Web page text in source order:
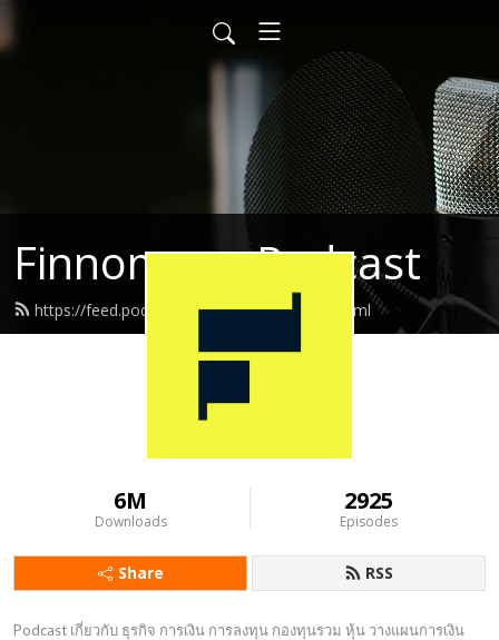
Finnomena Podcast
https://feed.podbean.com/finnomena/feed.xml
6M
Downloads
2925
Episodes
Share RSS
Podcast เกี่ยวกับ ธุรกิจ การเงิน การลงทุน กองทุนรวม หุ้น วางแผนการเงิน